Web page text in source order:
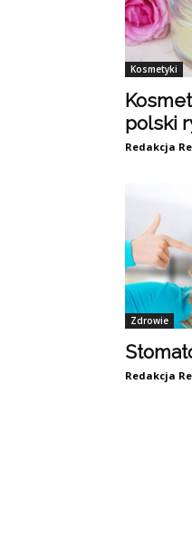
Kosmetyki
polski
Redakcja
Zdrowie
Redakcja